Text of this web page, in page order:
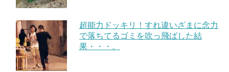
超能力ドッキリ！すれ違いざまに念力
で落ちてるゴミを吹っ飛ばした結
果・・・。